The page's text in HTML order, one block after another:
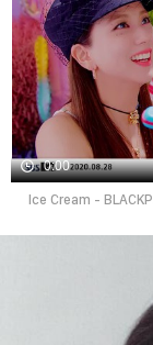
0:00
Ice Cream -